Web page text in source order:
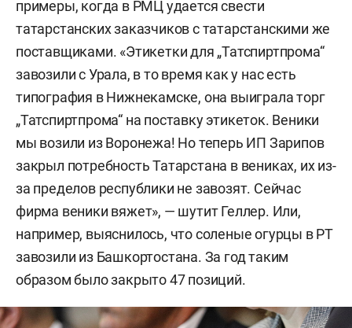
примеры, когда в РМЦ удается свести
татарстанских заказчиков с татарстанскими же
поставщиками. «Этикетки для „Татспиртпрома“
завозили с Урала, в то время как у нас есть
типография в Нижнекамске, она выиграла торг
„Татспиртпрома“ на поставку этикеток. Веники
мы возили из Воронежа! Но теперь ИП Зарипов
закрыл потребность Татарстана в вениках, их из-
за пределов республики не завозят. Сейчас
фирма веники вяжет», — шутит Геллер. Или,
например, выяснилось, что соленые огурцы в РТ
завозили из Башкортостана. За год таким
образом было закрыто 47 позиций.